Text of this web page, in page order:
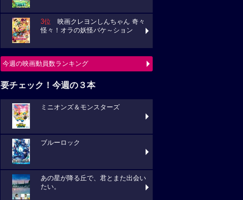
3位 映画クレヨンしんちゃん 奇々
怪々！オラの妖怪バケ～ション
今週の映画動員数ランキング
要チェック！今週の３本
ミニオンズ＆モンスターズ
ブルーロック
あの星が降る丘で、君とまた出会い
たい。